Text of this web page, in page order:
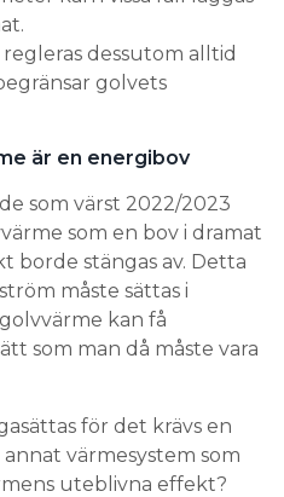
dessutom alltid
golvets
är en energibov
som värst 2022/2023
som en bov i dramat
borde stängas av. Detta
måste sättas i
kan få
som man då måste vara
för det krävs en
värmesystem som
uteblivna effekt?